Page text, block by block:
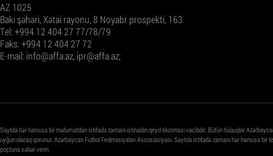
AZ 1025
Bakı şəhəri, Xətai rayonu, 8 Noyabr prospekti, 163
Tel: +994 12 404 27 77/78/79
Faks: +994 12 404 27 72
E-mail: info@affa.az, ipr@affa.az;
Saytda hər hansısa bir məlumatdan istifadə zamanı istinadın qeyd olunması vacibdir. Bütün hüquqlar
uyğun olaraq qorunur. Azərbaycan Futbol Federasiyaları Assosiasiyası. Saytda istifadə zamanı hər hansısa
poçtuna xəbər verin.